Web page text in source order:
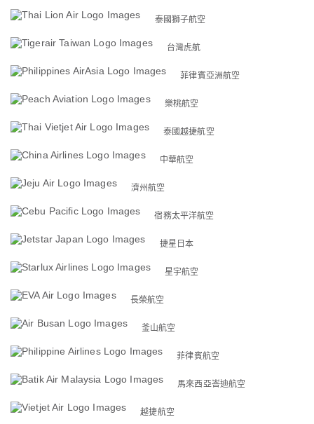
泰國獅子航空
台灣虎航
菲律賓亞洲航空
樂桃航空
泰國越捷航空
中華航空
濟州航空
宿務太平洋航空
捷星日本
星宇航空
長榮航空
釜山航空
菲律賓航空
馬來西亞峇迪航空
越捷航空